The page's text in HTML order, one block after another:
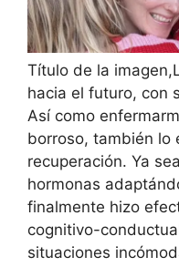
Título de la imagen,
hacia el futuro, con
Así como
borroso, también lo
recuperación. Ya
hormonas
finalmente hizo
cognitivo-
situaciones